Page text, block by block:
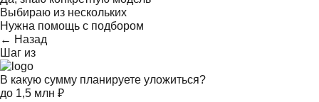
Выбираю из нескольких
Нужна помощь с подбором
← Назад
Шаг из
В какую сумму планируете уложиться?
до 1,5 млн ₽